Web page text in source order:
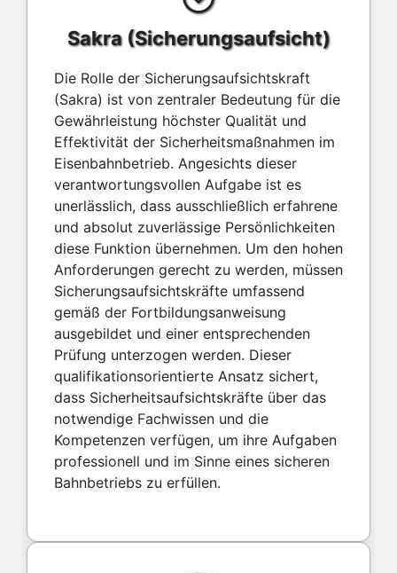
Sakra (Sicherungsaufsicht)
Die Rolle der Sicherungsaufsichtskraft
(Sakra) ist von zentraler Bedeutung für die
Gewährleistung höchster Qualität und
Effektivität der Sicherheitsmaßnahmen im
Eisenbahnbetrieb. Angesichts dieser
verantwortungsvollen Aufgabe ist es
unerlässlich, dass ausschließlich erfahrene
und absolut zuverlässige Persönlichkeiten
diese Funktion übernehmen. Um den hohen
Anforderungen gerecht zu werden, müssen
Sicherungsaufsichtskräfte umfassend
gemäß der Fortbildungsanweisung
ausgebildet und einer entsprechenden
Prüfung unterzogen werden. Dieser
qualifikationsorientierte Ansatz sichert,
dass Sicherheitsaufsichtskräfte über das
notwendige Fachwissen und die
Kompetenzen verfügen, um ihre Aufgaben
professionell und im Sinne eines sicheren
Bahnbetriebs zu erfüllen.